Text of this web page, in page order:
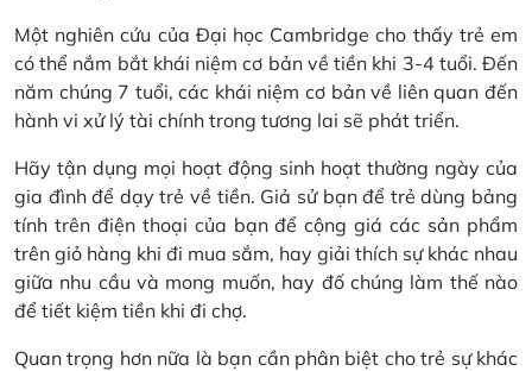
Một nghiên cứu của Đại học Cambridge cho thấy trẻ em
có thể nắm bắt khái niệm cơ bản về tiền khi 3-4 tuổi. Đến
năm chúng 7 tuổi, các khái niệm cơ bản về liên quan đến
hành vi xử lý tài chính trong tương lai sẽ phát triển.
Hãy tận dụng mọi hoạt động sinh hoạt thường ngày của
gia đình để dạy trẻ về tiền. Giả sử bạn để trẻ dùng bảng
tính trên điện thoại của bạn để cộng giá các sản phẩm
trên giỏ hàng khi đi mua sắm, hay giải thích sự khác nhau
giữa nhu cầu và mong muốn, hay đố chúng làm thế nào
để tiết kiệm tiền khi đi chợ.
Quan trọng hơn nữa là bạn cần phân biệt cho trẻ sự khác